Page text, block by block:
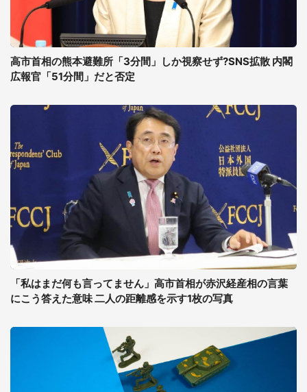
高市首相の熊本避難所「3分間」しか視察せず?SNS拡散 内閣
広報官「51分間」だと否定
「私はまだ何も言ってません」高市首相が赤沢経産相の言葉
にこう答えた意味 二人の距離感を示す1枚の写真